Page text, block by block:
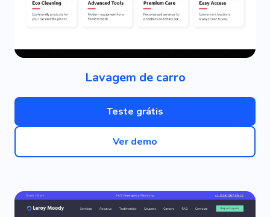
Lavagem de carro
Teste grátis
Ver demo